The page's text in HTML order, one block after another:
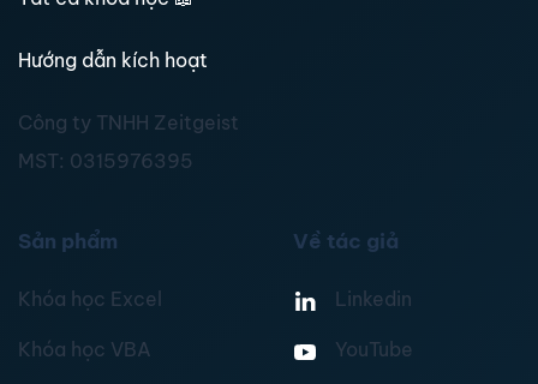
Hướng dẫn kích hoạt
Công ty TNHH Zeitgeist
MST: 0315976395
Sản phẩm
Khóa học Excel
Khóa học VBA
Về tác giả
Linkedin
YouTube